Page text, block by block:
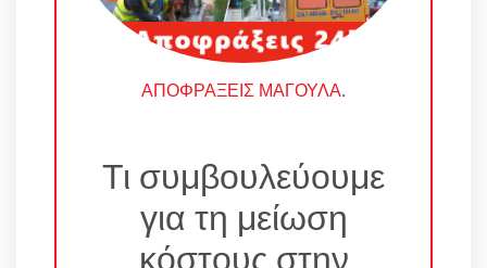
ΑΠΟΦΡΑΞΕΙΣ ΜΑΓΟΥΛΑ.
Τι συμβουλεύουμε
για τη μείωση
κόστους στην